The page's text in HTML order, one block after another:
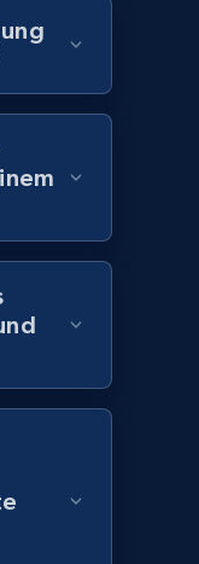
by
number,
by
number,
anfangen